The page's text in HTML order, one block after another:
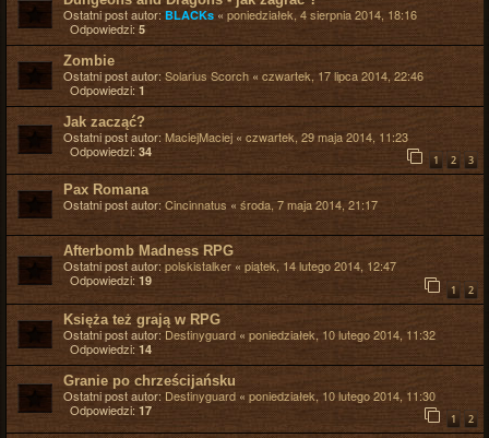
Ostatni post autor: BLACKs « poniedziałek, 4 sierpnia 2014, 18:16
Odpowiedzi: 5
Zombie
Ostatni post autor: Solarius Scorch « czwartek, 17 lipca 2014, 22:46
Odpowiedzi: 1
Jak zacząć?
Ostatni post autor: MaciejMaciej « czwartek, 29 maja 2014, 11:23
Odpowiedzi: 34
1 2 3
Pax Romana
Ostatni post autor: Cincinnatus « środa, 7 maja 2014, 21:17
Afterbomb Madness RPG
Ostatni post autor: polskistalker « piątek, 14 lutego 2014, 12:47
Odpowiedzi: 19
1 2
Księża też grają w RPG
Ostatni post autor: Destinyguard « poniedziałek, 10 lutego 2014, 11:32
Odpowiedzi: 14
Granie po chrześcijańsku
Ostatni post autor: Destinyguard « poniedziałek, 10 lutego 2014, 11:30
Odpowiedzi: 17
1 2